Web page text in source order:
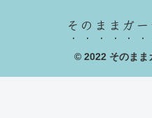
そのままガ
© 2022 そのま